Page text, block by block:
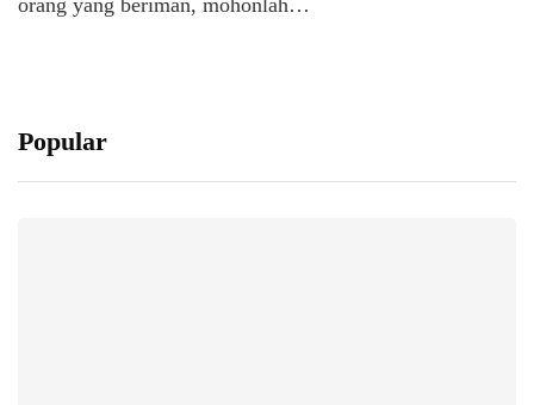
orang yang beriman, mohonlah…
Popular